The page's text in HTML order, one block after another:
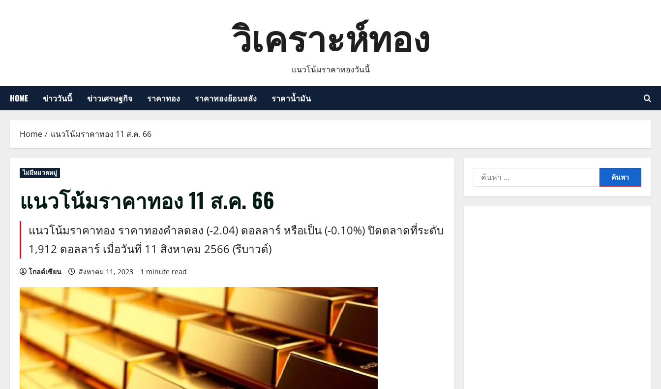
วิเคราะห์ทอง
แนวโน้มราคาทองวันนี้
HOME ข่าววันนี้ ข่าวเศรษฐกิจ ราคาทอง ราคาทองย้อนหลัง ราคาน้ำมัน
Home แนวโน้มราคาทอง 11 ส.ค. 66
ไม่มีหมวดหมู่
แนวโน้มราคาทอง 11 ส.ค. 66
แนวโน้มราคาทอง ราคาทองคำลดลง (-2.04) ดอลลาร์ หรือเป็น (-0.10%) ปิดตลาดที่ระดับ
1,912 ดอลลาร์ เมื่อวันที่ 11 สิงหาคม 2566 (รีบาวด์)
โกลด์เซียน สิงหาคม 11, 2023 1 minute read
ค้นหา
สำหรับ: